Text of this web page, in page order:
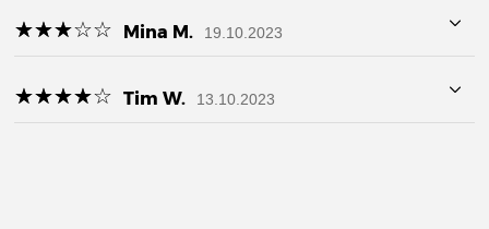
☆☆☆☆☆
★★★★★ Mina M. 19.10.2023
☆☆☆☆☆
★★★★★ Tim W. 13.10.2023